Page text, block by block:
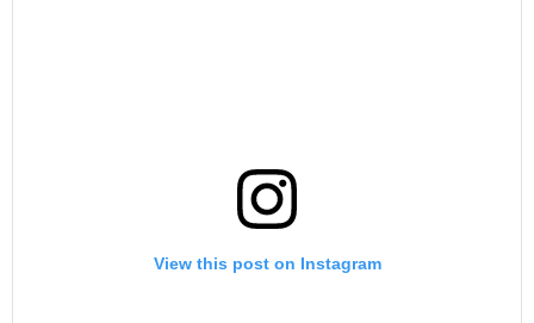
View this post on Instagram